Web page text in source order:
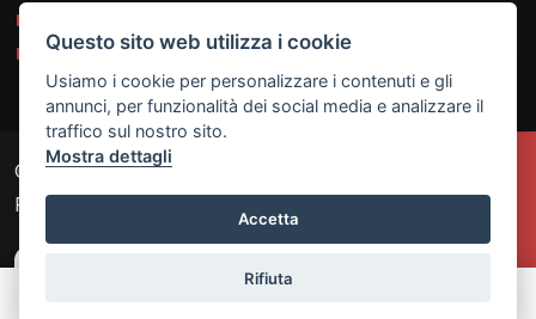
Login con TikTok
© 2026Laby Technologies LTD
Rights Reserved.
Questo sito web utilizza i cookie
Usiamo i cookie per personalizzare i contenuti e gli
annunci, per funzionalità dei social media e analizzare il
traffico sul nostro sito.
Mostra dettagli
Accetta
Rifiuta